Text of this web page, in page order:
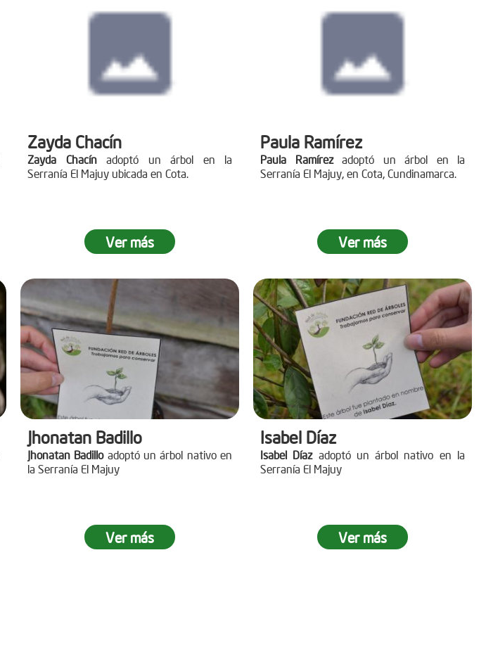
Zayda Chacín
Zayda Chacínadoptó un árbol en la
Serranía El Majuy ubicada en Cota.
Ver más
Paula Ramírez
Paula Ramírezadoptó un árbol en la
Serranía El Majuy, en Cota, Cundinamarca.
Ver más
Jhonatan Badillo
Jhonatan Badilloadoptó un árbol nativo en
la Serranía El Majuy
Ver más
Isabel Díaz
Isabel Díazadoptó un árbol nativo en la
Serranía El Majuy
Ver más